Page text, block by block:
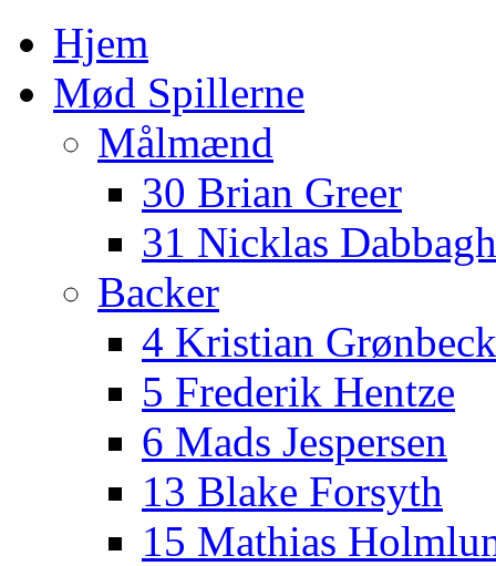
Hjem
Mød Spillerne
Målmænd
30 Brian Greer
31 Nicklas Dabbagh
Backer
4 Kristian
5 Frederik Hentze
6 Mads Jespersen
13 Blake Forsyth
15 Mathias